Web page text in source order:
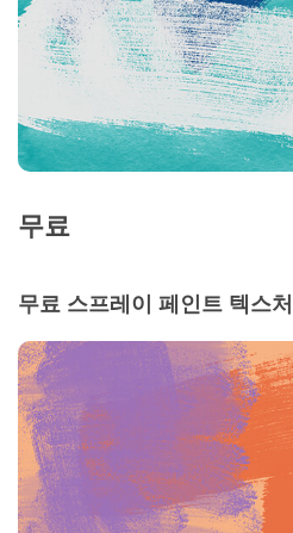
무료
무료 스프레이 페인트 텍스